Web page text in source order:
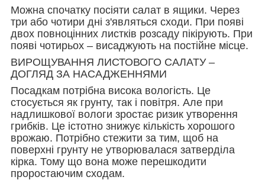
Можна спочатку посіяти салат в ящики. Через
три або чотири дні з'являться сходи. При появі
двох повноцінних листків розсаду пікірують. При
появі чотирьох – висаджують на постійне місце.
ВИРОЩУВАННЯ ЛИСТОВОГО САЛАТУ –
ДОГЛЯД ЗА НАСАДЖЕННЯМИ
Посадкам потрібна висока вологість. Це
стосується як грунту, так і повітря. Але при
надлишкової вологи зростає ризик утворення
грибків. Це істотно знижує кількість хорошого
врожаю. Потрібно стежити за тим, щоб на
поверхні грунту не утворювалася затверділа
кірка. Тому що вона може перешкодити
проростаючим сходам.